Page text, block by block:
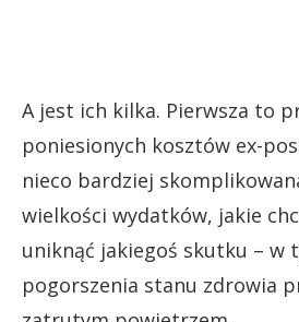
A jest ich kilka. Pierwsza to
poniesionych kosztów ex-
nieco bardziej
wielkości wydatków, jakie
uniknąć jakiegoś skutku – w
pogorszenia stanu zdrowia